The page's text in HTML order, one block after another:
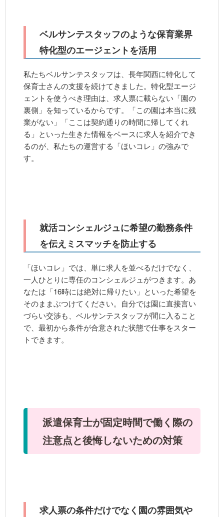
ベルサンテスタッフのような保育業界
特化型のエージェントを活用
私たちベルサンテスタッフは、長年関西に特化して
保育士さんの支援を続けてきました。特化型エージ
ェントを使うべき理由は、求人票に載らない「園の
裏側」を知っているからです。「この園は本当に残
業がない」「ここは契約通りの時間に帰してくれ
る」といった生きた情報をベースに求人を紹介でき
るのが、私たちの運営する「ほいコレ」の強みで
す。
就活コンシェルジュに希望の勤務条件
を伝えミスマッチを防止する
「ほいコレ」では、単に求人を並べるだけでなく、
一人ひとりに専任のコンシェルジュがつきます。あ
なたは「16時には絶対に帰りたい」といった希望を
そのままぶつけてください。自分では園に直接言い
づらい交渉も、ベルサンテスタッフが間に入ること
で、最初から条件が合意された状態で仕事をスター
トできます。
派遣保育士が固定時間で働く際の
注意点と後悔しないための対策
求人票の条件だけでなく園の雰囲気や